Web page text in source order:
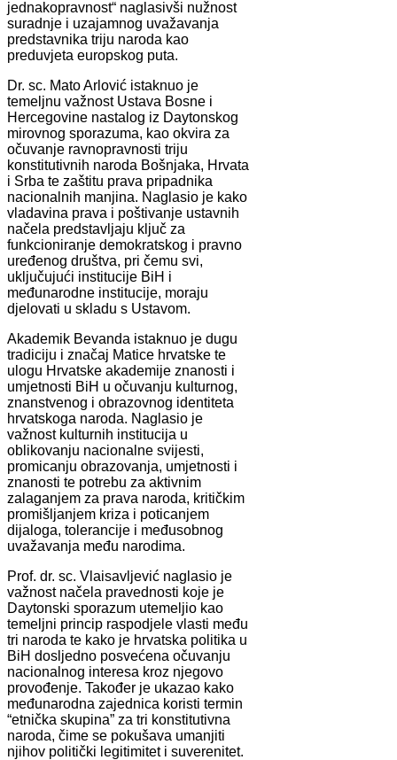
jednakopravnost“ naglasivši nužnost
suradnje i uzajamnog uvažavanja
predstavnika triju naroda kao
preduvjeta europskog puta.
Dr. sc. Mato Arlović istaknuo je
temeljnu važnost Ustava Bosne i
Hercegovine nastalog iz Daytonskog
mirovnog sporazuma, kao okvira za
očuvanje ravnopravnosti triju
konstitutivnih naroda Bošnjaka, Hrvata
i Srba te zaštitu prava pripadnika
nacionalnih manjina. Naglasio je kako
vladavina prava i poštivanje ustavnih
načela predstavljaju ključ za
funkcioniranje demokratskog i pravno
uređenog društva, pri čemu svi,
uključujući institucije BiH i
međunarodne institucije, moraju
djelovati u skladu s Ustavom.
Akademik Bevanda istaknuo je dugu
tradiciju i značaj Matice hrvatske te
ulogu Hrvatske akademije znanosti i
umjetnosti BiH u očuvanju kulturnog,
znanstvenog i obrazovnog identiteta
hrvatskoga naroda. Naglasio je
važnost kulturnih institucija u
oblikovanju nacionalne svijesti,
promicanju obrazovanja, umjetnosti i
znanosti te potrebu za aktivnim
zalaganjem za prava naroda, kritičkim
promišljanjem kriza i poticanjem
dijaloga, tolerancije i međusobnog
uvažavanja među narodima.
Prof. dr. sc. Vlaisavljević naglasio je
važnost načela pravednosti koje je
Daytonski sporazum utemeljio kao
temeljni princip raspodjele vlasti među
tri naroda te kako je hrvatska politika u
BiH dosljedno posvećena očuvanju
nacionalnog interesa kroz njegovo
provođenje. Također je ukazao kako
međunarodna zajednica koristi termin
“etnička skupina” za tri konstitutivna
naroda, čime se pokušava umanjiti
njihov politički legitimitet i suverenitet.